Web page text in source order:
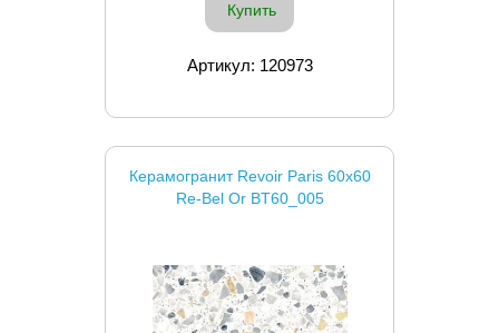
Купить
Артикул: 120973
Керамогранит Revoir Paris 60x60
Re-Bel Or BT60_005